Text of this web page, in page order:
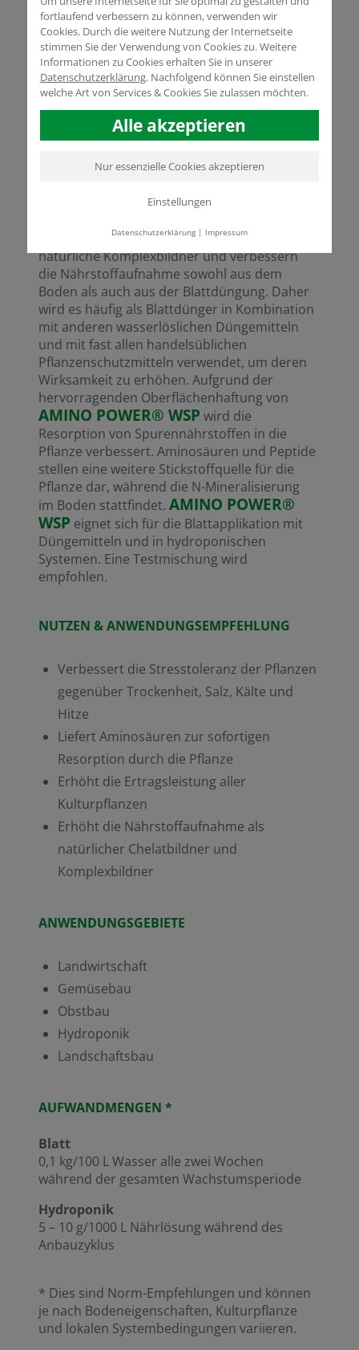
lockETIKETTEN
AMINO POWER® WSP Broschüre
Anwendungsempfehlungen für
Hobbygärtner
konzentriertes, wasserlösliches organisches
und Peptiden. Aminosäuren wirken als
natürliche Komplexbildner und verbessern
die Nährstoffaufnahme sowohl aus dem
Boden als auch aus der Blattdüngung. Daher
wird es häufig als Blattdünger in Kombination
mit anderen wasserlöslichen Düngemitteln
und mit fast allen handelsüblichen
Pflanzenschutzmitteln verwendet, um deren
Wirksamkeit zu erhöhen. Aufgrund der
hervorragenden Oberflächenhaftung von
AMINO POWER® WSP wird die
Resorption von Spurennährstoffen in die
Pflanze verbessert. Aminosäuren und Peptide
stellen eine weitere Stickstoffquelle für die
Pflanze dar, während die N-Mineralisierung
im Boden stattfindet. AMINO POWER®
WSP eignet sich für die Blattapplikation mit
Düngemitteln und in hydroponischen
Systemen. Eine Testmischung wird
empfohlen.
NUTZEN & ANWENDUNGSEMPFEHLUNG
Verbessert die Stresstoleranz der Pflanzen
gegenüber Trockenheit, Salz, Kälte und
Hitze
Liefert Aminosäuren zur sofortigen
Resorption durch die Pflanze
Erhöht die Ertragsleistung aller
Kulturpflanzen
Erhöht die Nährstoffaufnahme als
natürlicher Chelatbildner und
Komplexbildner
ANWENDUNGSGEBIETE
Landwirtschaft
Gemüsebau
Obstbau
Hydroponik
Landschaftsbau
AUFWANDMENGEN *
Blatt
0,1 kg/100 L Wasser alle zwei Wochen
während der gesamten Wachstumsperiode
Hydroponik
5 – 10 g/1000 L Nährlösung während des
Anbauzyklus
* Dies sind Norm-Empfehlungen und können
je nach Bodeneigenschaften, Kulturpflanze
und lokalen Systembedingungen variieren.
fortlaufend verbessern zu können, verwenden wir
Cookies. Durch die weitere Nutzung der Internetseite
stimmen Sie der Verwendung von Cookies zu. Weitere
Informationen zu Cookies erhalten Sie in unserer
Datenschutzerklärung. Nachfolgend können Sie einstellen
welche Art von Services & Cookies Sie zulassen möchten.
Alle akzeptieren
Nur essenzielle Cookies akzeptieren
Einstellungen
Datenschutzerklärung| Impressum